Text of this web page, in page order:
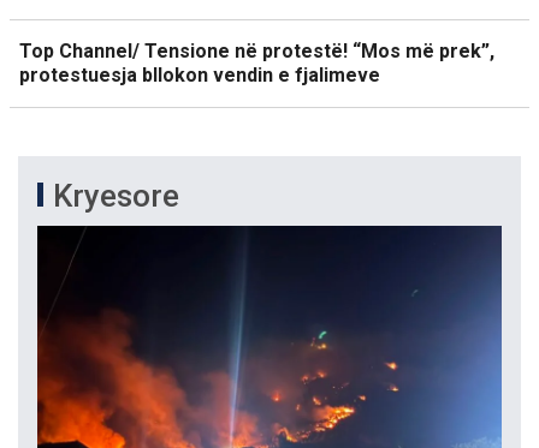
Top Channel/ Tensione në protestë! “Mos më prek”,
protestuesja bllokon vendin e fjalimeve
Kryesore